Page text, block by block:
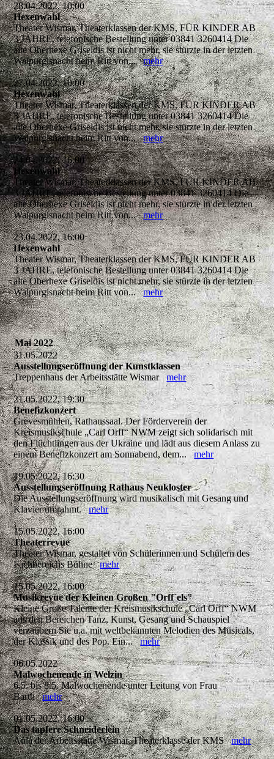
28.04.2022, 10:00
Hexenwahl
Theater Wismar, Theaterklassen der KMS, FÜR KINDER AB
3 JAHRE, telefonische Bestellung unter 03841 3260414 Die
alte Oberhexe Griseldis ist nicht mehr, sie stürzte in der letzten
Walpurgisnacht beim Ritt von...mehr
27.04.2022, 10:00
Hexenwahl
Theater Wismar, Theaterklassen der KMS, FÜR KINDER AB
3 JAHRE, telefonische Bestellung unter 03841 3260414 Die
alte Oberhexe Griseldis ist nicht mehr, sie stürzte in der letzten
Walpurgisnacht beim Ritt von...mehr
24.04.2022, 16:00
Hexenwahl
Theater Wismar, Theaterklassen der KMS, FÜR KINDER AB
3 JAHRE, telefonische Bestellung unter 03841 3260414 Die
alte Oberhexe Griseldis ist nicht mehr, sie stürzte in der letzten
Walpurgisnacht beim Ritt von...mehr
23.04.2022, 16:00
Hexenwahl
Theater Wismar, Theaterklassen der KMS, FÜR KINDER AB
3 JAHRE, telefonische Bestellung unter 03841 3260414 Die
alte Oberhexe Griseldis ist nicht mehr, sie stürzte in der letzten
Walpurgisnacht beim Ritt von...mehr
Mai 2022
31.05.2022
Ausstellungseröffnung der Kunstklassen
Treppenhaus der Arbeitsstätte Wismarmehr
21.05.2022, 19:30
Benefizkonzert
Grevesmühlen, Rathaussaal. Der Förderverein der
Kreismusikschule „Carl Orff“ NWM zeigt sich solidarisch mit
den Flüchtlingen aus der Ukraine und lädt aus diesem Anlass zu
einem Benefizkonzert am Sonnabend, dem...mehr
19.05.2022, 16:30
Ausstellungseröffnung Rathaus Neukloster
Die Ausstellungseröffnung wird musikalisch mit Gesang und
Klavier umrahmt.mehr
15.05.2022, 16:00
Theaterrevue
Theater Wismar, gestaltet von Schülerinnen und Schülern des
Fachbereichs Bühnemehr
15.05.2022, 16:00
Musikrevue der Kleinen Großen "Orff´els"
Kleine Große Talente der Kreismusikschule „Carl Orff“ NWM
aus den Bereichen Tanz, Kunst, Gesang und Schauspiel
verzaubern Sie u.a. mit weltbekannten Melodien des Musicals,
der Klassik und des Pop. Ein...mehr
06.05.2022
Malwochenende in Welzin
6.5. bis 8.5. Malwochenende unter Leitung von Frau
Barthmehr
01.05.2022, 16:00
Das tapfere Schneiderlein
Aula der Arbeitsstätte Wismar, Theaterklasse der KMSmehr